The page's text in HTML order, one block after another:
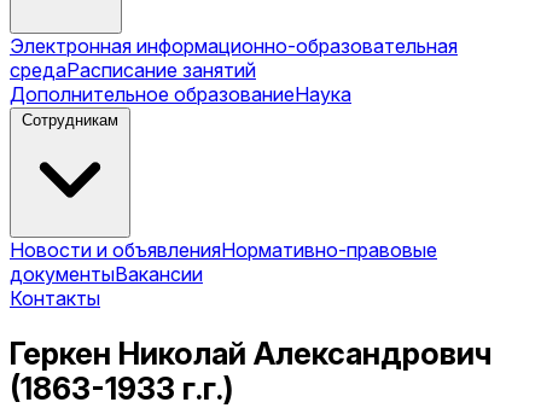
Электронная информационно-образовательная
средаРасписание занятий
Дополнительное образованиеНаука
Сотрудникам
Новости и объявленияНормативно-правовые
документыВакансии
Контакты
Геркен Николай Александрович
(1863-1933 г.г.)